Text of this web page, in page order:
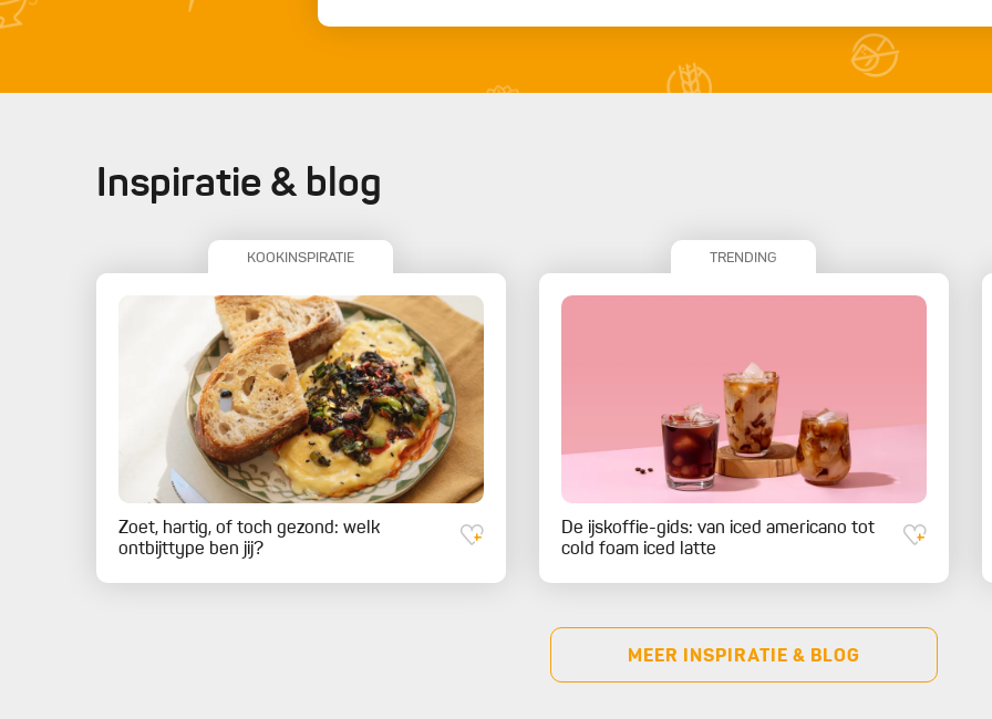
Inspiratie & blog
KOOKINSPIRATIE
Zoet, hartig, of toch gezond: welk
ontbijttype ben jij?
TRENDING
De ijskoffie-gids: van iced americano tot
cold foam iced latte
MEER INSPIRATIE & BLOG